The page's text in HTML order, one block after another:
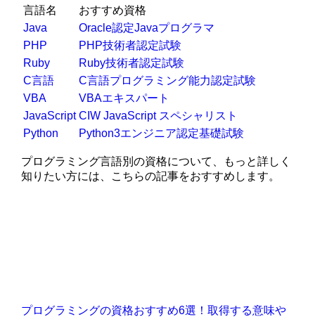
言語名
おすすめ資格
Java
Oracle認定Javaプログラマ
PHP
PHP技術者認定試験
Ruby
Ruby技術者認定試験
C言語
C言語プログラミング能力認定試験
VBA
VBAエキスパート
JavaScript CIW JavaScript スペシャリスト
Python
Python3エンジニア認定基礎試験
プログラミング言語別の資格について、もっと詳しく
知りたい方には、こちらの記事をおすすめします。
プログラミングの資格おすすめ6選！取得する意味や